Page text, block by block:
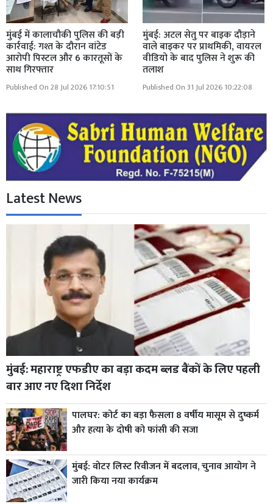
मुंबई में कालाचौकी पुलिस की बड़ी
कार्रवाई: गश्त के दौरान वांटेड
आरोपी पिस्टल और 6 कारतूसों के
साथ गिरफ्तार
Published On 28 Jul 2026 17:10:51
मुंबई: अटल सेतु पर बाइक दौड़ाने
वाले बाइकर पर प्राथमिकी, वायरल
वीडियो के बाद पुलिस ने शुरू की
तलाश
Published On 31 Jul 2026 10:22:08
Latest News
मुंबई: महाराष्ट्र एफडीए का बड़ा कदम ब्लड बैंकों के लिए पहली
बार आए नए दिशा निर्देश
पालघर: कोर्ट का बड़ा फैसला 8 वर्षीय मासूम से दुष्कर्म
और हत्या के दोषी को फांसी की सजा
मुंबई: वोटर लिस्ट रिवीजन में बदलाव, चुनाव आयोग ने
जारी किया नया कार्यक्रम